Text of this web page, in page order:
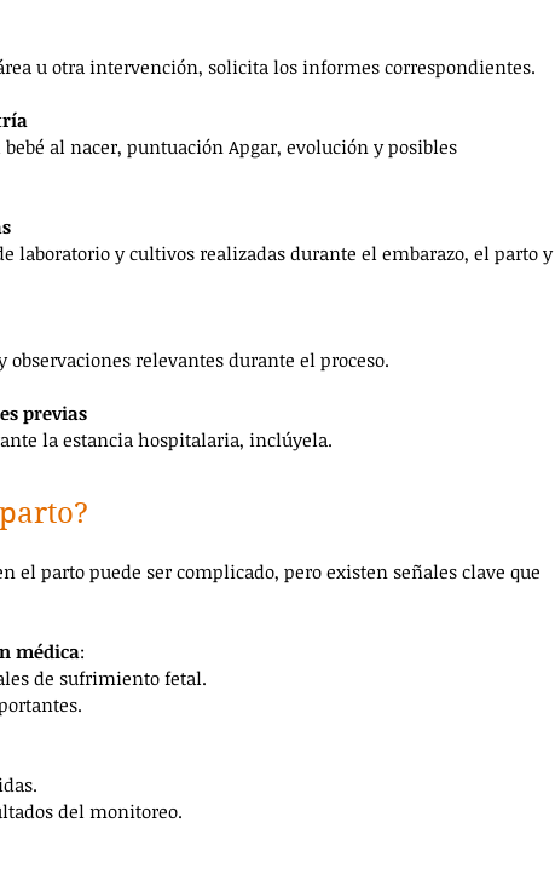
u otra intervención, solicita los informes correspondientes.
al nacer, puntuación Apgar, evolución y posibles
laboratorio y cultivos realizadas durante el embarazo, el parto y
relevantes durante el proceso.
previas
la estancia hospitalaria, inclúyela.
parto puede ser complicado, pero existen señales clave que
médica:
de sufrimiento fetal.
del monitoreo.